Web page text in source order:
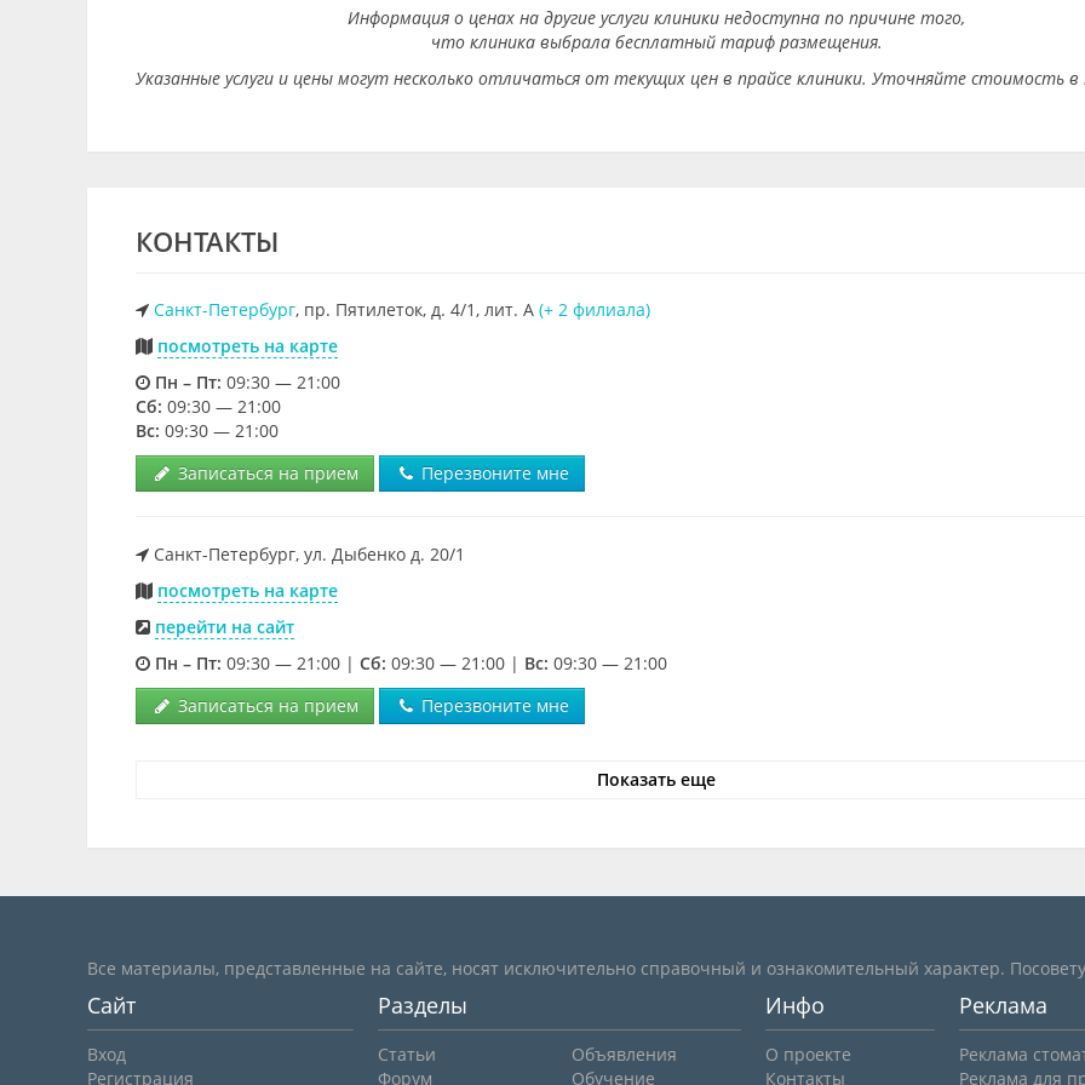
Информация о ценах на другие услуги клиники недоступна по причине того,
что клиника выбрала бесплатный тариф размещения.
Указанные услуги и цены могут несколько отличаться от текущих цен в прайсе клиники. Уточняйте стоимость в
КОНТАКТЫ
Санкт-Петербург, пр. Пятилеток, д. 4/1, лит. А (+ 2 филиала)
посмотреть на карте
Пн – Пт: 09:30 — 21:00
Cб: 09:30 — 21:00
Вс: 09:30 — 21:00
Записаться на прием
Перезвоните мне
Санкт-Петербург, ул. Дыбенко д. 20/1
посмотреть на карте
перейти на сайт
Пн – Пт: 09:30 — 21:00 | Cб: 09:30 — 21:00 | Вс: 09:30 — 21:00
Записаться на прием
Перезвоните мне
Показать еще
Все материалы, представленные на сайте, носят исключительно справочный и ознакомительный характер.
Сайт
Вход
Регистрация
Разделы
Статьи
Форум
Объявления
Обучение
Инфо
О проекте
Контакты
Реклама
Реклама
Реклама для